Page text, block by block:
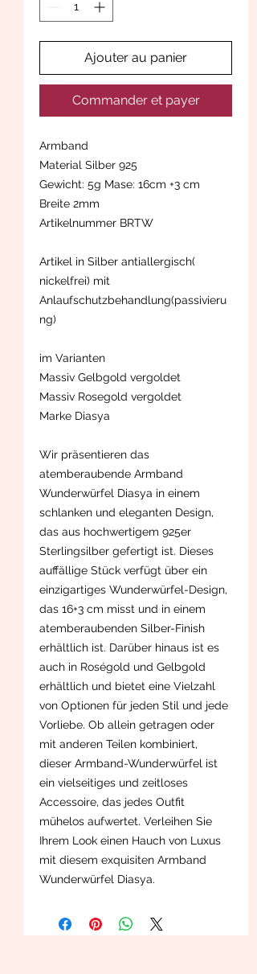
Ajouter au panier
Commander et payer
Armband
Material Silber 925
Gewicht: 5g Mase: 16cm +3 cm
Breite 2mm
Artikelnummer BRTW
Artikel in Silber antiallergisch(
nickelfrei) mit
Anlaufschutzbehandlung(passivieru
ng)
im Varianten
Massiv Gelbgold vergoldet
Massiv Rosegold vergoldet
Marke Diasya
Wir präsentieren das
atemberaubende Armband
Wunderwürfel Diasya in einem
schlanken und eleganten Design,
das aus hochwertigem 925er
Sterlingsilber gefertigt ist. Dieses
auffällige Stück verfügt über ein
einzigartiges Wunderwürfel-Design,
das 16+3 cm misst und in einem
atemberaubenden Silber-Finish
erhältlich ist. Darüber hinaus ist es
auch in Roségold und Gelbgold
erhältlich und bietet eine Vielzahl
von Optionen für jeden Stil und jede
Vorliebe. Ob allein getragen oder
mit anderen Teilen kombiniert,
dieser Armband-Wunderwürfel ist
ein vielseitiges und zeitloses
Accessoire, das jedes Outfit
mühelos aufwertet. Verleihen Sie
Ihrem Look einen Hauch von Luxus
mit diesem exquisiten Armband
Wunderwürfel Diasya.